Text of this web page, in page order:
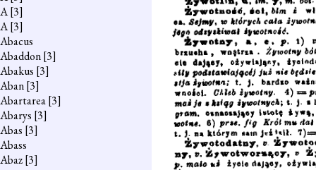
A[3]
A[3]
Abacus
Abaddon[3]
Abakus [3]
Aban[3]
Abartarea[3]
Abarys [3]
Abas [3]
Abass
Abaz[3]